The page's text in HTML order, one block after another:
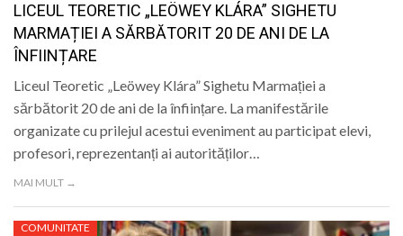
LICEUL TEORETIC „LEÖWEY KLÁRA” SIGHETU
MARMAȚIEI A SĂRBĂTORIT 20 DE ANI DE LA
ÎNFIINȚARE
Liceul Teoretic „Leöwey Klára” Sighetu Marmației a
sărbătorit 20 de ani de la înființare. La manifestările
organizate cu prilejul acestui eveniment au participat elevi,
profesori, reprezentanți ai autorităților…
MAI MULT →
COMUNITATE